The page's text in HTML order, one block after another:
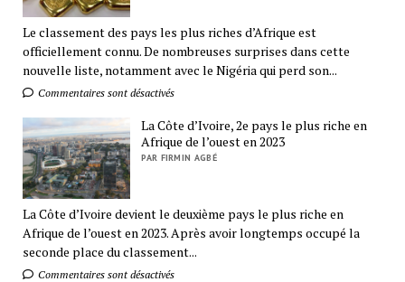
Le classement des pays les plus riches d’Afrique est
officiellement connu. De nombreuses surprises dans cette
nouvelle liste, notamment avec le Nigéria qui perd son...
Commentaires sont désactivés
La Côte d’Ivoire, 2e pays le plus riche en
Afrique de l’ouest en 2023
PAR FIRMIN AGBÉ
La Côte d’Ivoire devient le deuxième pays le plus riche en
Afrique de l’ouest en 2023. Après avoir longtemps occupé la
seconde place du classement...
Commentaires sont désactivés